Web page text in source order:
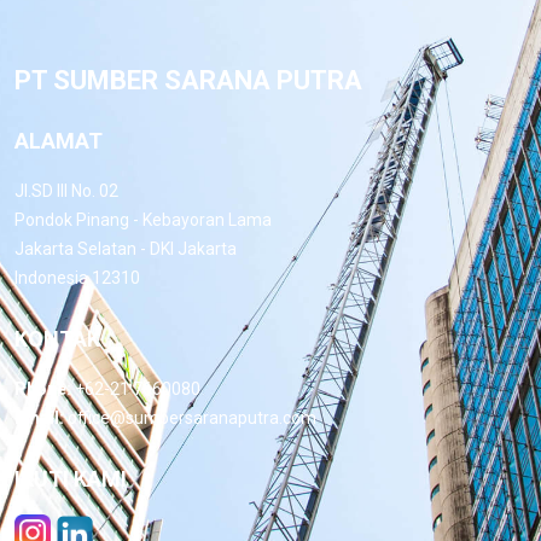
PT SUMBER SARANA PUTRA
ALAMAT
Jl.SD III No. 02
Pondok Pinang - Kebayoran Lama
Jakarta Selatan - DKI Jakarta
Indonesia 12310
KONTAK
Phone: +62-21 7660080
Email:office@sumbersaranaputra.com
IKUTI KAMI